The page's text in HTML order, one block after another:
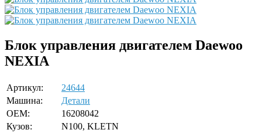
Блок управления двигателем Daewoo
NEXIA
Артикул:
24644
Машина:
Детали
OEM:
16208042
Кузов:
N100, KLETN